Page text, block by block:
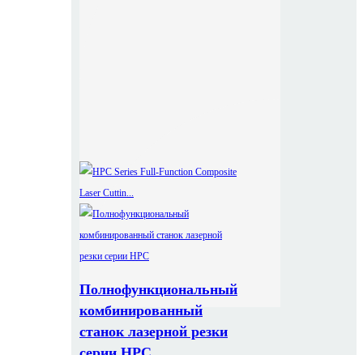
Полнофункциональный
комбинированный
станок лазерной резки